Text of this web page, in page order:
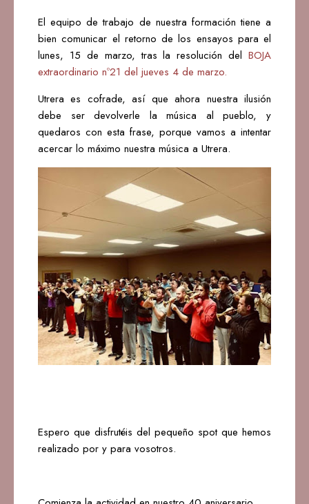
El equipo de trabajo de nuestra formación tiene a
bien comunicar el retorno de los ensayos para el
lunes, 15 de marzo, tras la resolución del BOJA
extraordinario nº21 del jueves 4 de marzo.
Utrera es cofrade, así que ahora nuestra ilusión
debe ser devolverle la música al pueblo, y
quedaros con esta frase, porque vamos a intentar
acercar lo máximo nuestra música a Utrera.
Espero que disfrutéis del pequeño spot que hemos
realizado por y para vosotros.